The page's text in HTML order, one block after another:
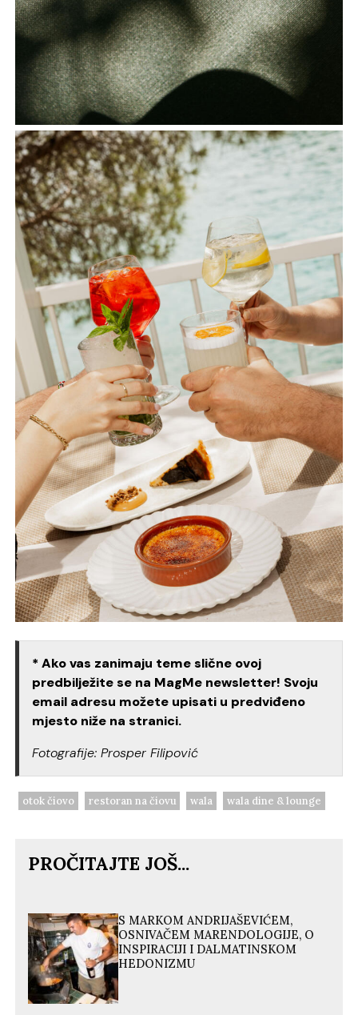
* Ako vas zanimaju teme slične ovoj
predbilježite se na MagMe newsletter! Svoju
email adresu možete upisati u predviđeno
mjesto niže na stranici.
Fotografije: Prosper Filipović
otok čiovo restoran na čiovu wala wala dine & lounge
PROČITAJTE JOŠ...
S MARKOM ANDRIJAŠEVIĆEM,
OSNIVAČEM MARENDOLOGIJE, O
INSPIRACIJI I DALMATINSKOM
HEDONIZMU